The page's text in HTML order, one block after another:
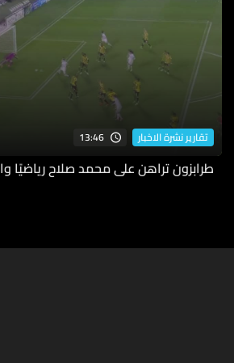
تقارير نشرة الاخبار 13:46
طرابزون تراهن على محمد صلاح رياضيًا